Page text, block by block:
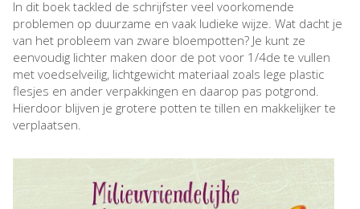
In dit boek tackled de schrijfster veel voorkomende
problemen op duurzame en vaak ludieke wijze. Wat dacht je
van het probleem van zware bloempotten? Je kunt ze
eenvoudig lichter maken door de pot voor 1/4de te vullen
met voedselveilig, lichtgewicht materiaal zoals lege plastic
flesjes en ander verpakkingen en daarop pas potgrond.
Hierdoor blijven je grotere potten te tillen en makkelijker te
verplaatsen.